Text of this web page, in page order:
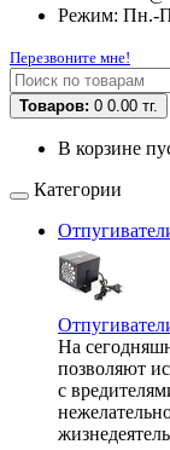
Режим: Пн.-
Перезвоните мне!
Товаров: 0 0.00 тг.
В корзине
Категории
На
позволяют
с